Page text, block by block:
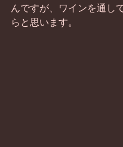
んですが、ワインを通し
らと思います。